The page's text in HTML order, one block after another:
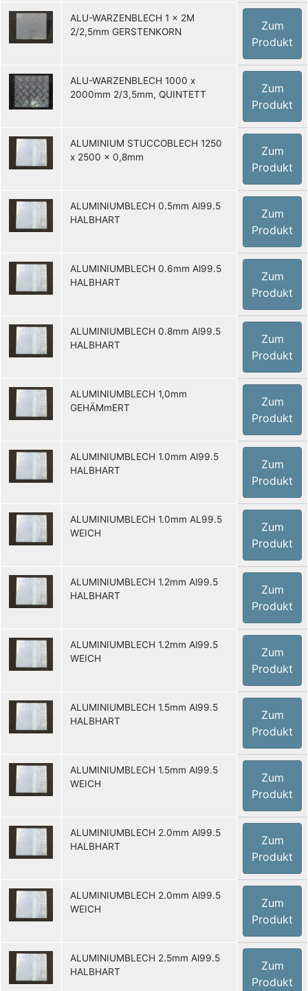
ALU-WARZENBLECH 1 x 2M
2/2,5mm GERSTENKORN
Zum
Produkt
ALU-WARZENBLECH 1000 x
2000mm 2/3,5mm, QUINTETT
Zum
Produkt
ALUMINIUM STUCCOBLECH 1250
x 2500 x 0,8mm
Zum
Produkt
ALUMINIUMBLECH 0.5mm Al99.5
HALBHART
Zum
Produkt
ALUMINIUMBLECH 0.6mm Al99.5
HALBHART
Zum
Produkt
ALUMINIUMBLECH 0.8mm Al99.5
HALBHART
Zum
Produkt
ALUMINIUMBLECH 1,0mm
GEHÄMmERT
Zum
Produkt
ALUMINIUMBLECH 1.0mm Al99.5
HALBHART
Zum
Produkt
ALUMINIUMBLECH 1.0mm AL99.5
WEICH
Zum
Produkt
ALUMINIUMBLECH 1.2mm Al99.5
HALBHART
Zum
Produkt
ALUMINIUMBLECH 1.2mm Al99.5
WEICH
Zum
Produkt
ALUMINIUMBLECH 1.5mm Al99.5
HALBHART
Zum
Produkt
ALUMINIUMBLECH 1.5mm Al99.5
WEICH
Zum
Produkt
ALUMINIUMBLECH 2.0mm Al99.5
HALBHART
Zum
Produkt
ALUMINIUMBLECH 2.0mm Al99.5
WEICH
Zum
Produkt
ALUMINIUMBLECH 2.5mm Al99.5
HALBHART
Zum
Produkt